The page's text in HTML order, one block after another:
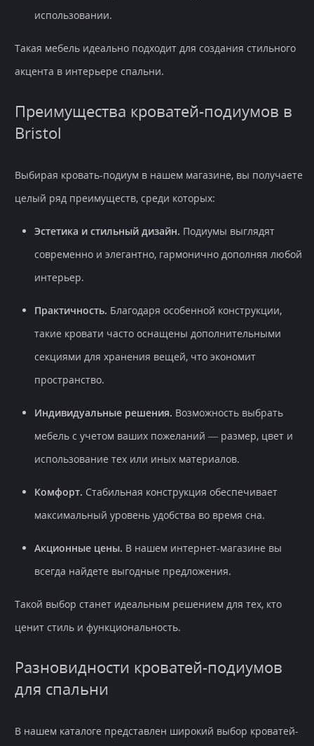
использовании.
Такая мебель идеально подходит для создания стильного
акцента в интерьере спальни.
Преимущества кроватей-подиумов в
Bristol
Выбирая кровать-подиум в нашем магазине, вы получаете
целый ряд преимуществ, среди которых:
Эстетика и стильный дизайн. Подиумы выглядят
современно и элегантно, гармонично дополняя любой
интерьер.
Практичность. Благодаря особенной конструкции,
такие кровати часто оснащены дополнительными
секциями для хранения вещей, что экономит
пространство.
Индивидуальные решения. Возможность выбрать
мебель с учетом ваших пожеланий — размер, цвет и
использование тех или иных материалов.
Комфорт. Стабильная конструкция обеспечивает
максимальный уровень удобства во время сна.
Акционные цены. В нашем интернет-магазине вы
всегда найдете выгодные предложения.
Такой выбор станет идеальным решением для тех, кто
ценит стиль и функциональность.
Разновидности кроватей-подиумов
для спальни
В нашем каталоге представлен широкий выбор кроватей-